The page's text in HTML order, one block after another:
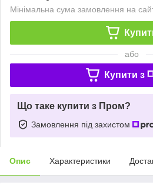
Мінімальна сума замовлення на
або
Купити з
Що таке купити з Пром?
Замовлення під захистом
Опис Характеристики